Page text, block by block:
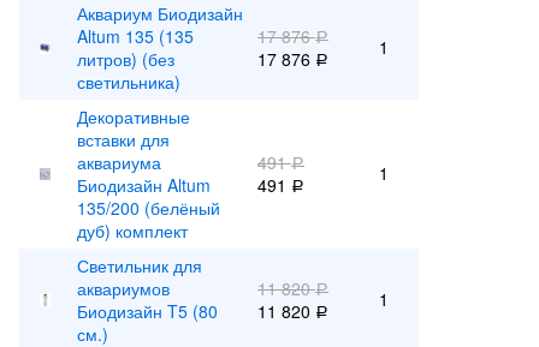
Аквариум Биодизайн
Altum 135 (135
литров) (без
светильника)
17 876Р
17 876 Р
1
Декоративные
вставки для
аквариума
Биодизайн Altum
135/200 (белёный
дуб) комплект
491Р
491 Р
1
Светильник для
аквариумов
Биодизайн T5 (80
см.)
11 820Р
11 820 Р
1